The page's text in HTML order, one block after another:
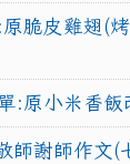
脆皮雞翅(
:原小米香飯
師謝師作文(